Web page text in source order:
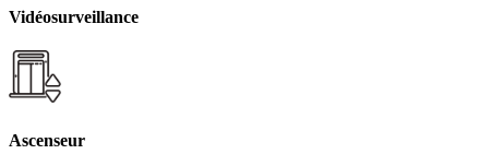
Vidéosurveillance
Ascenseur